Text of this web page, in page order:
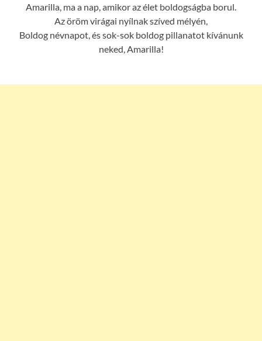
Amarilla, ma a nap, amikor az élet boldogságba borul.
Az öröm virágai nyílnak szíved mélyén,
Boldog névnapot, és sok-sok boldog pillanatot kívánunk
neked, Amarilla!